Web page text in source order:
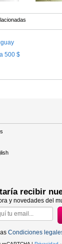
500 $
recibir
y novedades del
Condiciones